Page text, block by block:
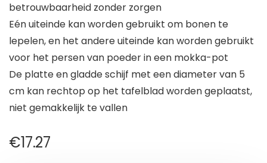
betrouwbaarheid zonder zorgen
Eén uiteinde kan worden gebruikt om bonen te
lepelen, en het andere uiteinde kan worden gebruikt
voor het persen van poeder in een mokka-pot
De platte en gladde schijf met een diameter van 5
cm kan rechtop op het tafelblad worden geplaatst,
niet gemakkelijk te vallen
€17.27